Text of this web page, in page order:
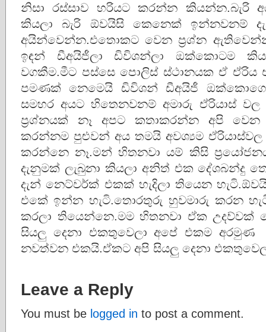
නිසා රස්සාව හරියට කරන්න කියන්න.බැරි
කියලා බැරි ඕවයිසි කෙනෙක් ඉන්නවනම්
අයින්වෙන්න.එතොකට වෙන ප්‍රශ්න
ඉඳන් ඩීඅයිජීලා ඩිවිශන්ලා ඔක්කොටම
වගකීම.මීට පස්සෙ පොලිස් ස්ථානයක ඒ ඒරිය
පමණක් නෙමෙයි ඩිවිශන් ඩීඅයිජී
සමහර අයට හිතෙනවනම් අමාරු ඒරියාස්
ප්‍රශ්නයක් නෑ අපට කතාකරන්න අපි වෙන
කරන්නම පුළුවන් අය තමයි අවශ්‍යම ඒරියාස්වල
කරන්නෙ නෑ.මන් හිතනවා යම් කිසි
දැනුමක් ලැබුනා කියලා අනිත් එක දේශබන්දු
දැන් නෙට්වර්ක් එකක් හැදිලා තියෙන
එකේ ඉන්න හැටි.තොරතුරු හුවමාරු කරන
කරලා තියෙන්නෙ.මම හිතනවා ඒක උදව්වක්
සියලු දෙනා එකතුවෙලා අපේ එකම
නවත්වන එකයි.ඒකට අපි සියලු දෙනා
Leave a Reply
You must be logged in to post a comment.